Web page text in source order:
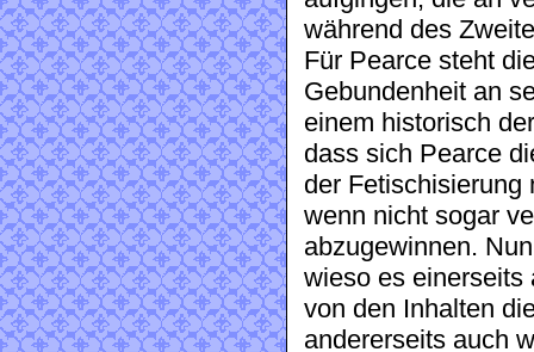
während des
Für Pearce steht
Gebundenheit an
einem historisch
dass sich Pearce
der Fetischisierung
wenn nicht sogar
abzugewinnen.
wieso es einerseits
von den Inhalten
andererseits auch